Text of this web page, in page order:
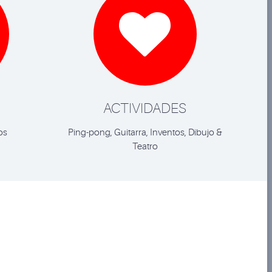

ACTIVIDADES
Ping-pong, Guitarra, Inventos, Dibujo &
Teatro